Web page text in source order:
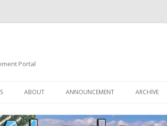
Portal
atla
ABOUT
EDITORIAL BOARD
ANNOUNCEMENT ARCHIVE